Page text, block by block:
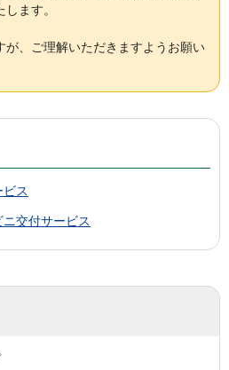
ます。
が、ご理解いただきますようお願い
ス
交付サービス